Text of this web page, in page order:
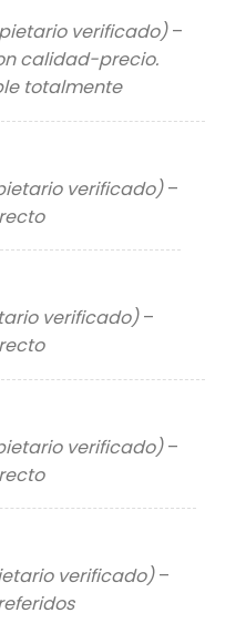
verificado) –
calidad-precio.
totalmente
verificado) –
verificado) –
verificado) –
verificado) –